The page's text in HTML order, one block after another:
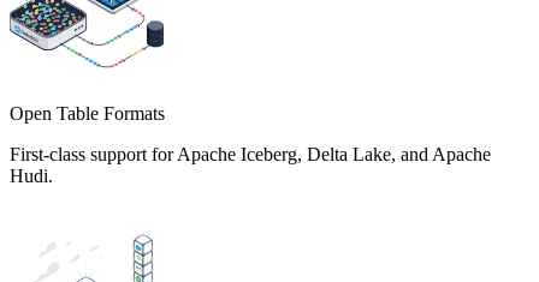
Open Table Formats
First-class support for Apache Iceberg, Delta Lake, and Apache
Hudi.